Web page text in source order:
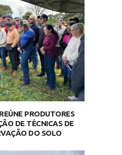
PRODUTORES
DE TÉCNICAS DE
DO SOLO